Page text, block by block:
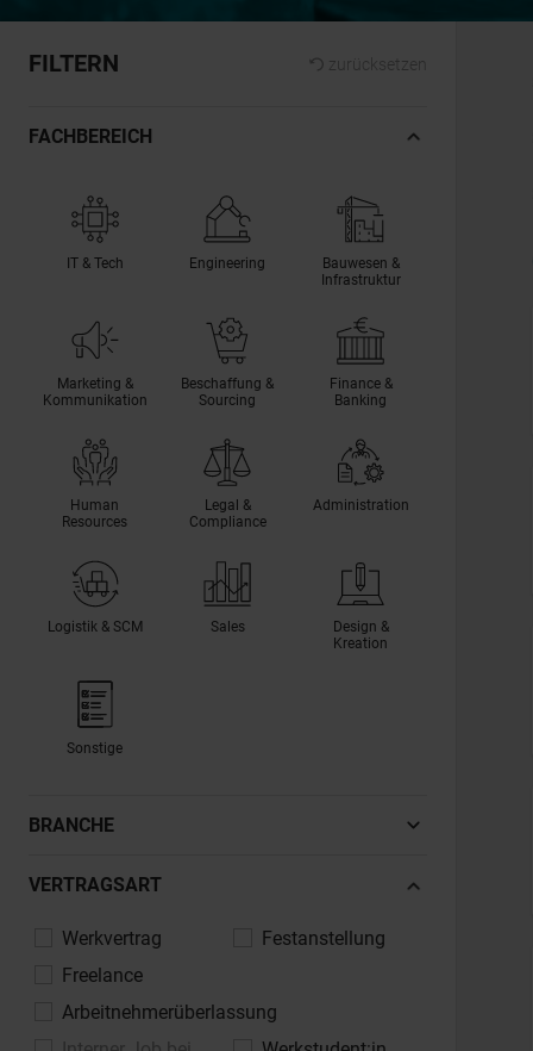
FILTERN zurücksetzen
FACHBEREICH
IT & Tech Engineering
Bauwesen &
Infrastruktur
Marketing &
Kommunikation
Beschaffung &
Sourcing
Finance &
Banking
Human
Resources
Legal &
Compliance
Administration
Logistik & SCM Sales
Design &
Kreation
Sonstige
BRANCHE
Automotive, Fahrzeugindustrie
Versicherungen
Bau, Architektur, Immobilien
Chemie, Pharma, Life Sciences
VERTRAGSART
Werkvertrag
Festanstellung
Freelance
Arbeitnehmerüberlassung